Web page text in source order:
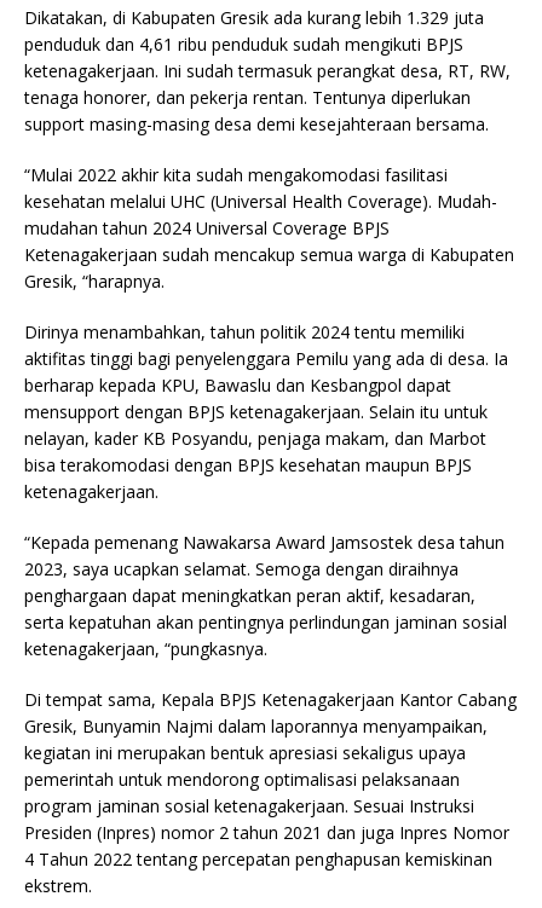
Dikatakan, di Kabupaten Gresik ada kurang lebih 1.329 juta
penduduk dan 4,61 ribu penduduk sudah mengikuti BPJS
ketenagakerjaan. Ini sudah termasuk perangkat desa, RT, RW,
tenaga honorer, dan pekerja rentan. Tentunya diperlukan
support masing-masing desa demi kesejahteraan bersama.
“Mulai 2022 akhir kita sudah mengakomodasi fasilitasi
kesehatan melalui UHC (Universal Health Coverage). Mudah-
mudahan tahun 2024 Universal Coverage BPJS
Ketenagakerjaan sudah mencakup semua warga di Kabupaten
Gresik, “harapnya.
Dirinya menambahkan, tahun politik 2024 tentu memiliki
aktifitas tinggi bagi penyelenggara Pemilu yang ada di desa. Ia
berharap kepada KPU, Bawaslu dan Kesbangpol dapat
mensupport dengan BPJS ketenagakerjaan. Selain itu untuk
nelayan, kader KB Posyandu, penjaga makam, dan Marbot
bisa terakomodasi dengan BPJS kesehatan maupun BPJS
ketenagakerjaan.
“Kepada pemenang Nawakarsa Award Jamsostek desa tahun
2023, saya ucapkan selamat. Semoga dengan diraihnya
penghargaan dapat meningkatkan peran aktif, kesadaran,
serta kepatuhan akan pentingnya perlindungan jaminan sosial
ketenagakerjaan, “pungkasnya.
Di tempat sama, Kepala BPJS Ketenagakerjaan Kantor Cabang
Gresik, Bunyamin Najmi dalam laporannya menyampaikan,
kegiatan ini merupakan bentuk apresiasi sekaligus upaya
pemerintah untuk mendorong optimalisasi pelaksanaan
program jaminan sosial ketenagakerjaan. Sesuai Instruksi
Presiden (Inpres) nomor 2 tahun 2021 dan juga Inpres Nomor
4 Tahun 2022 tentang percepatan penghapusan kemiskinan
ekstrem.